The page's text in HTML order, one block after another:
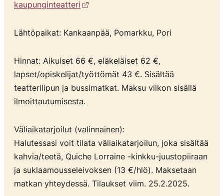
kaupunginteatteri
Lähtöpaikat: Kankaanpää, Pomarkku, Pori
Hinnat: Aikuiset 66 €, eläkeläiset 62 €,
lapset/opiskelijat/työttömät 43 €. Sisältää
teatterilipun ja bussimatkat. Maksu viikon sisällä
ilmoittautumisesta.
Väliaikatarjoilut (valinnainen):
Halutessasi voit tilata väliaikatarjoilun, joka sisältää
kahvia/teetä, Quiche Lorraine -kinkku-juustopiiraan
ja suklaamousseleivoksen (13 €/hlö). Maksetaan
matkan yhteydessä. Tilaukset viim. 25.2.2025.